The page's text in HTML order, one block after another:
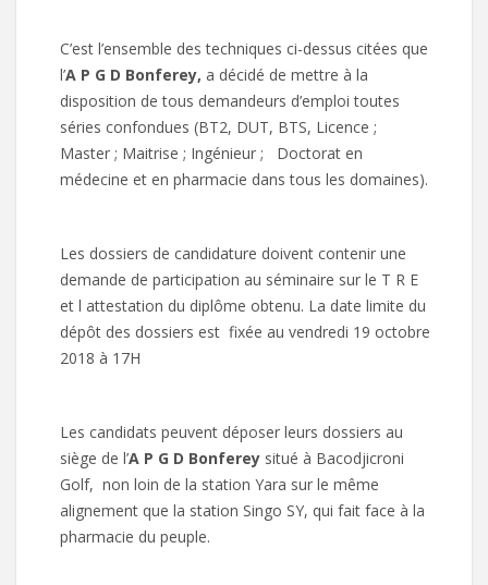
C’est l’ensemble des techniques ci-dessus citées que
l’A P G D Bonferey, a décidé de mettre à la
disposition de tous demandeurs d’emploi toutes
séries confondues (BT2, DUT, BTS, Licence ;
Master ; Maitrise ; Ingénieur ; Doctorat en
médecine et en pharmacie dans tous les domaines).
Les dossiers de candidature doivent contenir une
demande de participation au séminaire sur le T R E
et l attestation du diplôme obtenu. La date limite du
dépôt des dossiers est fixée au vendredi 19 octobre
2018 à 17H
Les candidats peuvent déposer leurs dossiers au
siège de l’A P G D Bonferey situé à Bacodjicroni
Golf, non loin de la station Yara sur le même
alignement que la station Singo SY, qui fait face à la
pharmacie du peuple.